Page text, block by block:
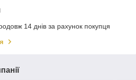
14 днів за рахунок покупця